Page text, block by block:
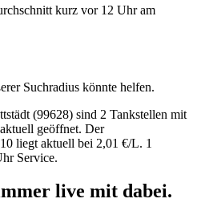
kurz vor 12 Uhr am
Suchradius könnte helfen.
(99628) sind 2 Tankstellen mit
geöffnet. Der
liegt aktuell bei 2,01 €/L. 1
Service.
live mit dabei.